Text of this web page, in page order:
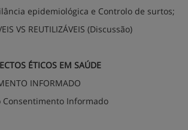
epidemiológica e Controlo de surtos;
VS REUTILIZÁVEIS (Discussão)
ÉTICOS EM SAÚDE
INFORMADO
Consentimento Informado